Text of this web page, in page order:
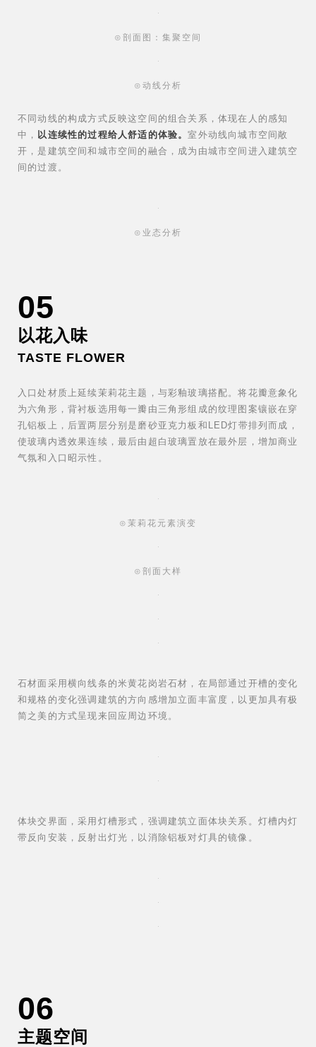
⊙剖面图：集聚空间
⊙动线分析
不同动线的构成方式反映这空间的组合关系，体现在人的感知
中， 以连续性的过程给人舒适的体验。室外动线向城市空间敞
开，是建筑空间和城市空间的融合，成为由城市空间进入建筑空
间的过渡。
⊙业态分析
05
以花入味
TASTE FLOWER
入口处材质上延续茉莉花主题，与彩釉玻璃搭配。将花瓣意象化
为六角形，背衬板选用每一瓣由三角形组成的纹理图案镶嵌在穿
孔铝板上，后置两层分别是磨砂亚克力板和LED灯带排列而成，
使玻璃内透效果连续，最后由超白玻璃置放在最外层，增加商业
气氛和入口昭示性。
⊙茉莉花元素演变
⊙剖面大样
石材面采用横向线条的米黄花岗岩石材，在局部通过开槽的变化
和规格的变化强调建筑的方向感增加立面丰富度，以更加具有极
简之美的方式呈现来回应周边环境。
体块交界面，采用灯槽形式，强调建筑立面体块关系。灯槽内灯
带反向安装，反射出灯光，以消除铝板对灯具的镜像。
06
主题空间